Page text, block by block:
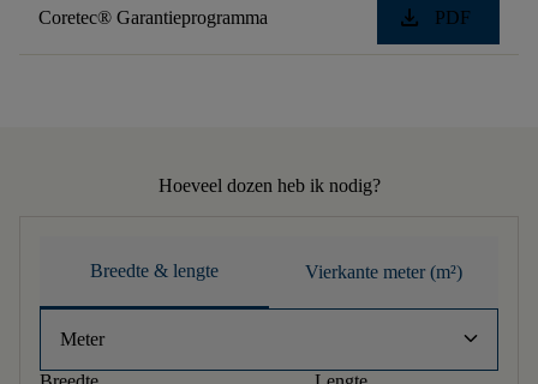
Coretec® Garantieprogramma download PDF
Hoeveel dozen heb ik nodig?
Breedte & lengte Vierkante meter (m²)
Meter keyboard_arrow_down